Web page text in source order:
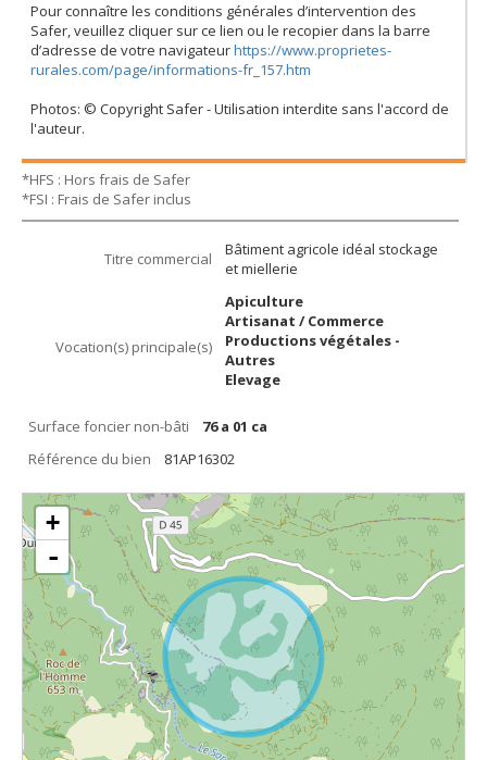
Pour connaître les conditions générales d’intervention des
Safer, veuillez cliquer sur ce lien ou le recopier dans la barre
d’adresse de votre navigateurhttps://www.proprietes-
rurales.com/page/informations-fr_157.htm
Photos: © Copyright Safer - Utilisation interdite sans l'accord de
l'auteur.
*HFS : Hors frais de Safer
*FSI : Frais de Safer inclus
Titre commercial
Bâtiment agricole idéal stockage
et miellerie
Vocation(s) principale(s)
Apiculture
Artisanat / Commerce
Productions végétales -
Autres
Elevage
Surface foncier non-bâti
76 a 01 ca
Référence du bien
81AP16302
+
-